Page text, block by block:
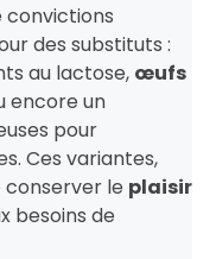
convictions
des substituts :
au lactose, œufs
encore un
pour
Ces variantes,
le plaisir
besoins de